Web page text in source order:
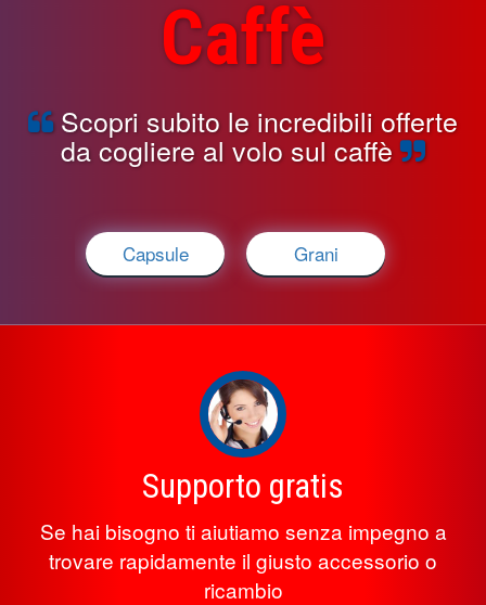
Caffè
Scopri subito le incredibili offerte
da cogliere al volo sul caffè
Capsule Grani
Supporto gratis
Se hai bisogno ti aiutiamo senza impegno a
trovare rapidamente il giusto accessorio o
ricambio